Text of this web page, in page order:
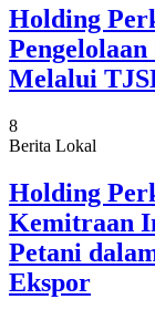
Holding
Melalui
8
Berita Lokal
Holding
Kemitraan
Petani
Ekspor